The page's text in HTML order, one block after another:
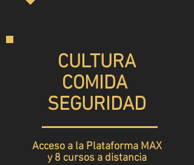
CULTURA
COMIDA
SEGURIDAD
Acceso a la Plataforma MAX
y 8 cursos a distancia